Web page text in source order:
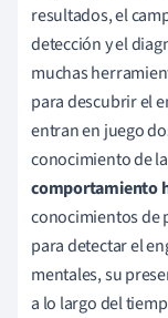
resultados, el
detección y el
muchas
para descubrir el
entran en juego
conocimiento de la
comportamiento
conocimientos de
para detectar el
mentales, su
a lo largo del